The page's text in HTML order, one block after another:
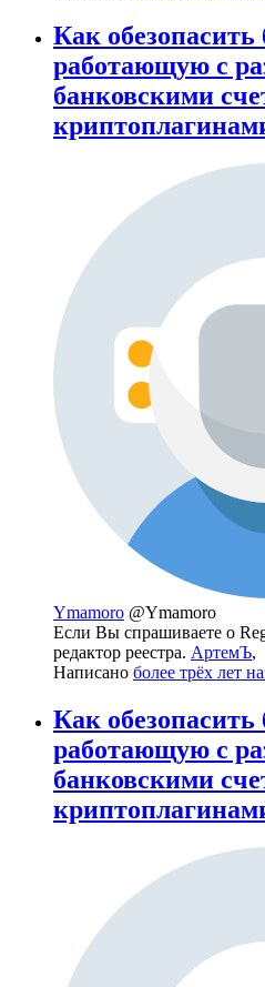
Как обезопасить
работающую с
банковскими
Ymamoro @Ymamoro
Если Вы спрашиваете о
редактор реестра. АртемЪ,
Написано более трёх лет
Как обезопасить
работающую с
банковскими